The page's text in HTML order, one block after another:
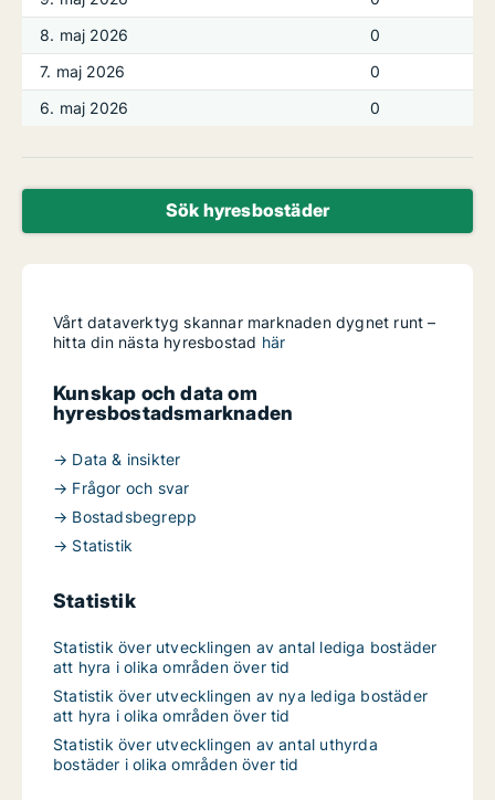
8. maj 2026
0
7. maj 2026
0
6. maj 2026
0
Sök hyresbostäder
Vårt dataverktyg skannar marknaden dygnet runt –
hitta din nästa hyresbostad här
Kunskap och data om
hyresbostadsmarknaden
→ Data & insikter
→ Frågor och svar
→ Bostadsbegrepp
→ Statistik
Statistik
Statistik över utvecklingen av antal lediga bostäder
att hyra i olika områden över tid
Statistik över utvecklingen av nya lediga bostäder
att hyra i olika områden över tid
Statistik över utvecklingen av antal uthyrda
bostäder i olika områden över tid